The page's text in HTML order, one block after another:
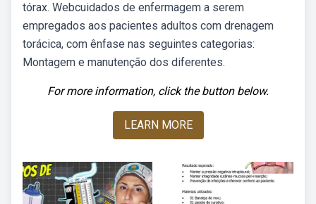
tórax. Webcuidados de enfermagem a serem
empregados aos pacientes adultos com drenagem
torácica, com ênfase nas seguintes categorias:
Montagem e manutenção dos diferentes.
For more information, click the button below.
LEARN MORE